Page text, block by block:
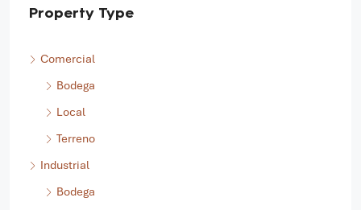
Property Type
Comercial
Bodega
Local
Terreno
Industrial
Bodega